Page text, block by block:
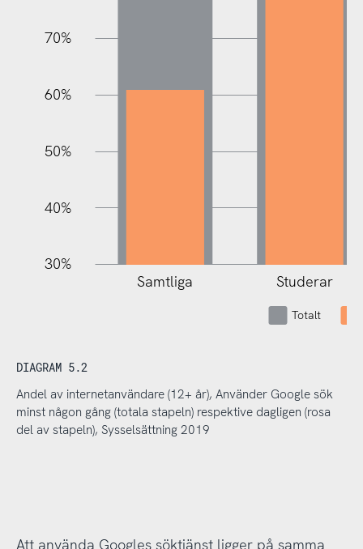
30%
40%
50%
60%
70%
Samtliga Studerar
Totalt
DIAGRAM 5.2
Andel av internetanvändare (12+ år), Använder Google sök
minst någon gång (totala stapeln) respektive dagligen (rosa
del av stapeln), Sysselsättning 2019
Att använda Googles söktjänst ligger på samma